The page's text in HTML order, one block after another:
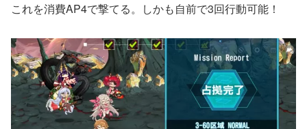
これを消費AP4で撃てる。しかも自前で3回行動可能！